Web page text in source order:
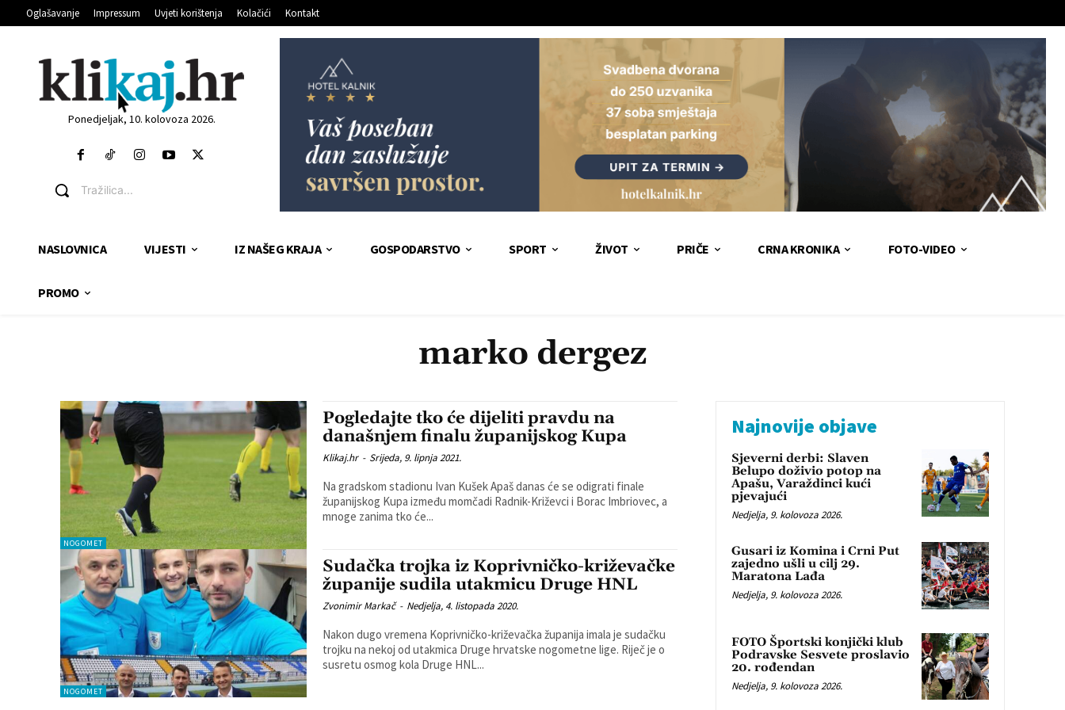
Oglašavanje Impressum Uvjeti korištenja Kolačići Kontakt
Ponedjeljak, 10. kolovoza 2026.
Tražilica...
NASLOVNICA VIJESTI IZ NAŠEG KRAJA GOSPODARSTVO SPORT ŽIVOT PRIČE CRNA KRONIKA FOTO-VIDEO
PROMO
marko dergez
NOGOMET
Pogledajte tko će dijeliti pravdu na
današnjem finalu županijskog Kupa
Klikaj.hr - Srijeda, 9. lipnja 2021.
Na gradskom stadionu Ivan Kušek Apaš danas će se odigrati finale
županijskog Kupa između momčadi Radnik-Križevci i Borac Imbriovec, a
mnoge zanima tko će...
NOGOMET
Sudačka trojka iz Koprivničko-križevačke
županije sudila utakmicu Druge HNL
Zvonimir Markač - Nedjelja, 4. listopada 2020.
Nakon dugo vremena Koprivničko-križevačka županija imala je sudačku
trojku na nekoj od utakmica Druge hrvatske nogometne lige. Riječ je o
susretu osmog kola Druge HNL...
Najnovije objave
Sjeverni derbi: Slaven
Belupo doživio potop na
Apašu, Varaždinci kući
pjevajući
Nedjelja, 9. kolovoza 2026.
Gusari iz Komina i Crni Put
zajedno ušli u cilj 29.
Maratona Lađa
Nedjelja, 9. kolovoza 2026.
FOTO Športski konjički klub
Podravske Sesvete proslavio
20. rođendan
Nedjelja, 9. kolovoza 2026.